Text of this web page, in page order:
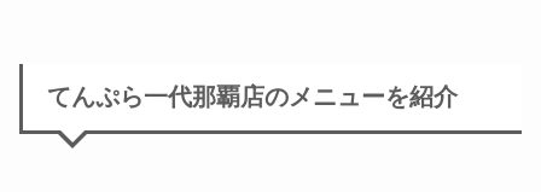
てんぷら一代那覇店のメニューを紹介